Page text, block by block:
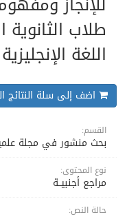
طلاب
اللغة
اضف إلى سلة النتائج
القسم:
بحث منشور في مجلة
نوع المحتوى:
مراجع أجنبيــة
حالة النص: